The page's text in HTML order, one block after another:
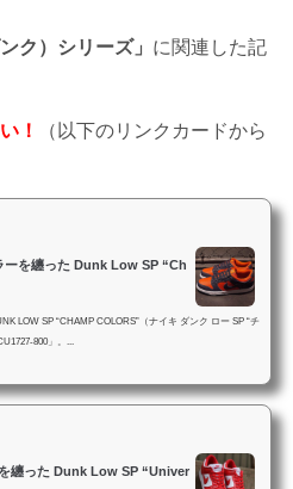
ク）シリーズ」 に関連した記
！
（以下のリンクカードから
ーを纏った Dunk Low SP “Ch
LOW SP “CHAMP COLORS”（ナイキ ダンク ロー SP “チ
800​​​​​​​」。...
纏った Dunk Low SP “Univer